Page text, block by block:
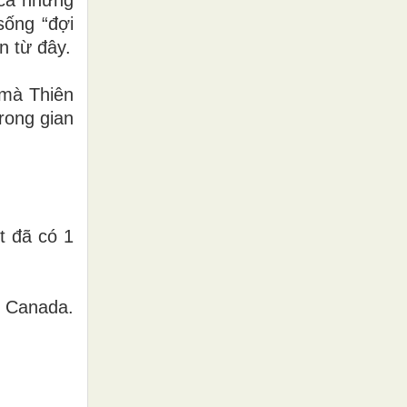
“đợi
từ đây.
Thiên
gian
đã có 1
Canada.